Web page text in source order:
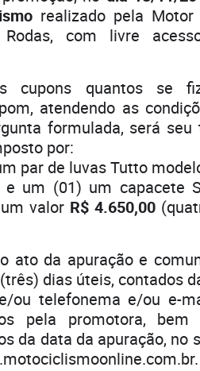
realizado pela Motor
com livre
cupons quantos se
atendendo as
formulada, será seu
por:
par de luvas Tutto
um (01) um capacete
valor R$ 4.650,00
ato da apuração e
dias úteis, contados
ou telefonema e/ou e-
pela promotora, bem
da data da apuração, no